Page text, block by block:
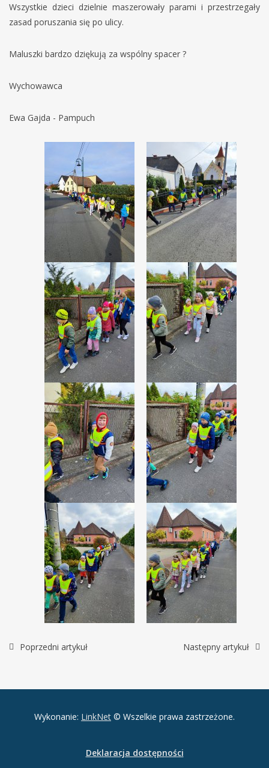
Wszystkie dzieci dzielnie maszerowały parami i przestrzegały
zasad poruszania się po ulicy.
Maluszki bardzo dziękują za wspólny spacer ?
Wychowawca
Ewa Gajda - Pampuch
Poprzedni artykuł Następny artykuł
Wykonanie: LinkNet © Wszelkie prawa zastrzeżone.
Deklaracja dostępności